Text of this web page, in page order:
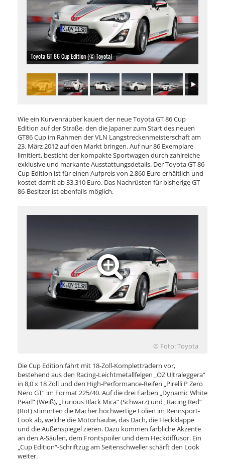
Toyota GT 86 Cup Edition (© Toyota)
Wie ein Kurvenräuber kauert der neue Toyota GT 86 Cup
Edition auf der Straße, den die Japaner zum Start des neuen
GT86 Cup im Rahmen der VLN Langstreckenmeisterschaft am
23. März 2012 auf den Markt bringen. Auf nur 86 Exemplare
limitiert, besticht der kompakte Sportwagen durch zahlreiche
exklusive und markante Ausstattungsdetails. Der Toyota GT 86
Cup Edition ist für einen Aufpreis von 2.860 Euro erhältlich und
kostet damit ab 33.310 Euro. Das Nachrüsten für bisherige GT
86-Besitzer ist ebenfalls möglich.
© Foto: Toyota
Die Cup Edition fährt mit 18-Zoll-Kompletträdern vor,
bestehend aus den Racing-Leichtmetallfelgen „OZ Ultraleggera“
in 8,0 x 18 Zoll und den High-Performance-Reifen „Pirelli P Zero
Nero GT“ im Format 225/40. Auf die drei Farben „Dynamic White
Pearl“ (Weiß), „Furious Black Mica“ (Schwarz) und „Racing Red“
(Rot) stimmten die Macher hochwertige Folien im Rennsport-
Look ab, welche die Motorhaube, das Dach, die Heckklappe
und die Außenspiegel zieren. Dazu kommen farbliche Akzente
an den A-Säulen, dem Frontspoiler und dem Heckdiffusor. Ein
„Cup Edition“-Schriftzug am Seitenschweller schärft den Look
weiter.